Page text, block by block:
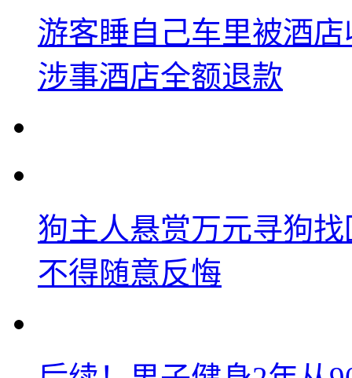
游客睡自己车里被酒
涉事酒店全额退款
狗主人悬赏万元寻狗
不得随意反悔